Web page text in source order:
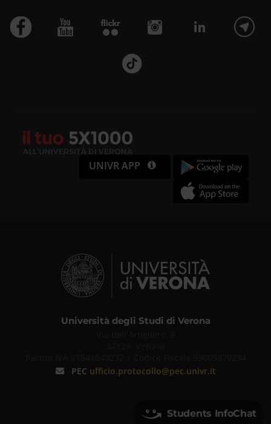
UNIVR APP
Università degli Studi di Verona
PEC ufficio.protocollo@pec.univr.it
Students InfoChat